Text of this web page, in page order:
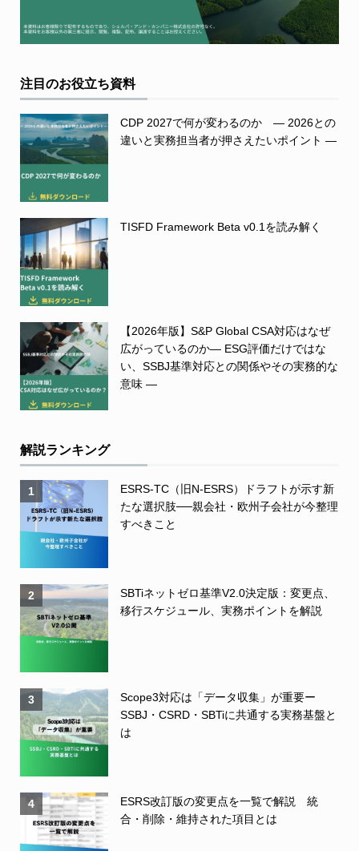
注目のお役立ち資料
CDP 2027で何が変わるのか ― 2026との
違いと実務担当者が押さえたいポイント ―
TISFD Framework Beta v0.1を読み解く
【2026年版】S&P Global CSA対応はなぜ
広がっているのか― ESG評価だけではな
い、SSBJ基準対応との関係やその実務的な
意味 ―
解説ランキング
1
ESRS-TC（旧N-ESRS）ドラフトが示す新
たな選択肢──親会社・欧州子会社が今整理
すべきこと
2
SBTiネットゼロ基準V2.0決定版：変更点、
移行スケジュール、実務ポイントを解説
3
Scope3対応は「データ収集」が重要ー
SSBJ・CSRD・SBTiに共通する実務基盤と
は
4
ESRS改訂版の変更点を一覧で解説 統
合・削除・維持された項目とは